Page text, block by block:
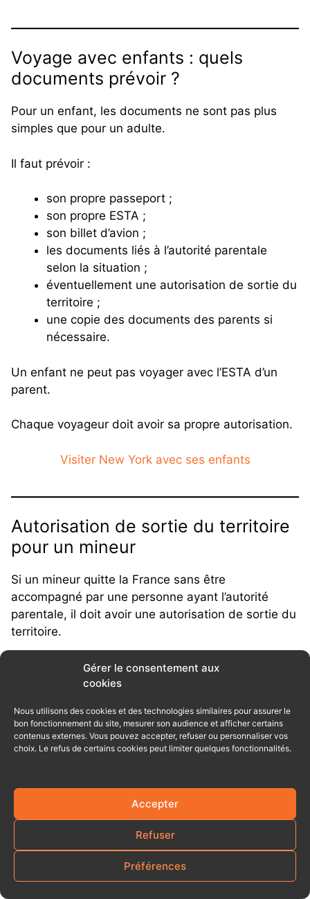
Gérer le consentement aux
cookies
Nous utilisons des cookies et des technologies similaires pour assurer le
bon fonctionnement du site, mesurer son audience et afficher certains
contenus externes. Vous pouvez accepter, refuser ou personnaliser vos
choix. Le refus de certains cookies peut limiter quelques fonctionnalités.
Accepter
Refuser
Préférences
Voyage avec enfants : quels
documents prévoir ?
Pour un enfant, les documents ne sont pas plus
simples que pour un adulte.
Il faut prévoir :
son propre passeport ;
son propre ESTA ;
son billet d’avion ;
les documents liés à l’autorité parentale
selon la situation ;
éventuellement une autorisation de sortie du
territoire ;
une copie des documents des parents si
nécessaire.
Un enfant ne peut pas voyager avec l’ESTA d’un
parent.
Chaque voyageur doit avoir sa propre autorisation.
Visiter New York avec ses enfants
Autorisation de sortie du territoire
pour un mineur
Si un mineur quitte la France sans être
accompagné par une personne ayant l’autorité
parentale, il doit avoir une autorisation de sortie du
territoire.
C’est le cas, par exemple, s’il voyage avec des
grands-parents, un oncle, une tante, des amis, un
titulaire de l’autorité parentale.
Le formulaire d’autorisation de sortie du territoire
d’identité du parent signataire.
Si l’enfant voyage avec son père ou sa mère,
l’autorisation de sortie du territoire français n’est
généralement pas nécessaire. Mais en cas de
séparation, de situation familiale particulière ou de